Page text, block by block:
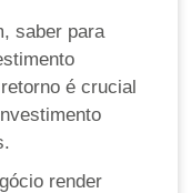
saber para
é crucial
render